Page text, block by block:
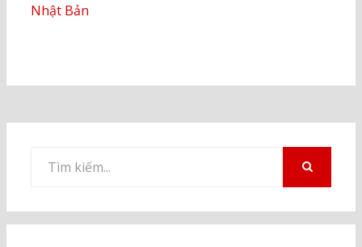
Nhật Bản
kiếm